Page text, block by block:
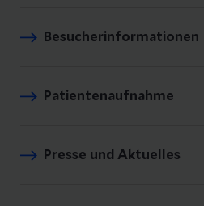
Besucherinformationen
Patientenaufnahme
Presse und Aktuelles